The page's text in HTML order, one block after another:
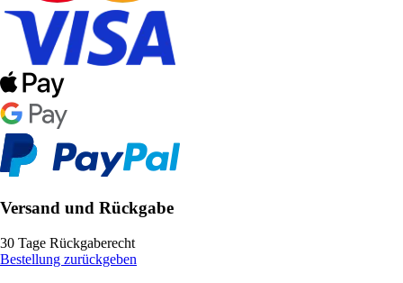
Versand und Rückgabe
30 Tage Rückgaberecht
Bestellung zurückgeben